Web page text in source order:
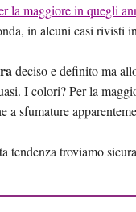
la maggiore in quegli
in alcuni casi rivisti
deciso e definito ma
I colori? Per la
sfumature
tendenza troviamo